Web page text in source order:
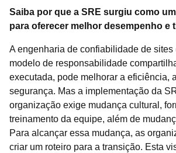
Saiba por que a SRE surgiu como
para oferecer melhor desempenho e
A engenharia de confiabilidade de sites
modelo de responsabilidade
executada, pode melhorar a eficiência,
segurança. Mas a implementação da
organização exige mudança cultural,
treinamento da equipe, além de
Para alcançar essa mudança, as
criar um roteiro para a transição. Esta